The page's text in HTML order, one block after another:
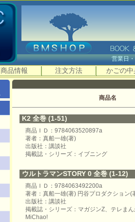
営業
商品情報 注文方法 かごの中
商品名
K2 全巻 (1-51)
商品ＩＤ：9784063520897a
著者：真船一雄(著)
出版社：講談社
掲載誌・シリーズ：イブニング
ウルトラマンSTORY 0 全巻 (1-12)
商品ＩＤ：9784063492200a
著者：真船一雄(著) 円谷プロダクション(
出版社：講談社
掲載誌・シリーズ：マガジンZ、テレま
MiChao!